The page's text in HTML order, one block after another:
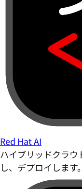
Red Hat AI
ハイブリッドクラウ
し、デプロイします。